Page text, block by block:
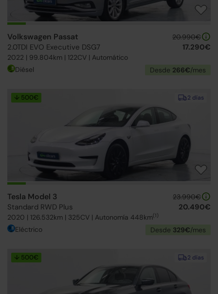
Volkswagen Passat
2.0TDI EVO Executive DSG7
2022 | 99.804km | 122CV | Automático
20.990€
17.290€
Diésel Desde 266€/mes
2 días
↓ 500€
Tesla Model 3
Standard RWD Plus
2020 | 126.532km | 325CV | Autonomía 448km(1)
23.990€
20.490€
Eléctrico Desde 329€/mes
2 días
↓ 500€